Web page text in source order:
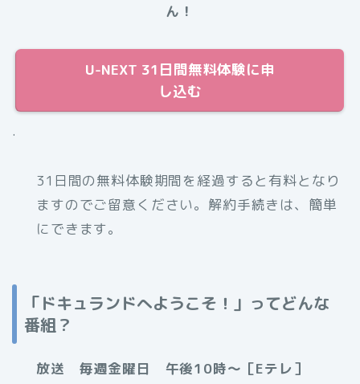
ん！
U-NEXT 31日間無料体験に申
し込む
.
31日間の無料体験期間を経過すると有料となり
ますのでご留意ください。解約手続きは、簡単
にできます。
「ドキュランドへようこそ！」ってどんな
番組？
放送 毎週金曜日 午後10時～［Eテレ］